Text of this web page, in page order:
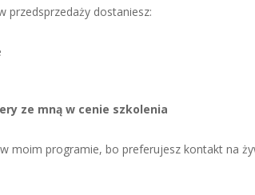
przedsprzedaży dostaniesz:
ze mną w cenie szkolenia
w moim programie, bo preferujesz kontakt na